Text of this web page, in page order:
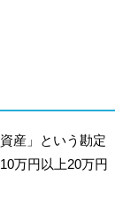
産」という勘定
万円以上20万円